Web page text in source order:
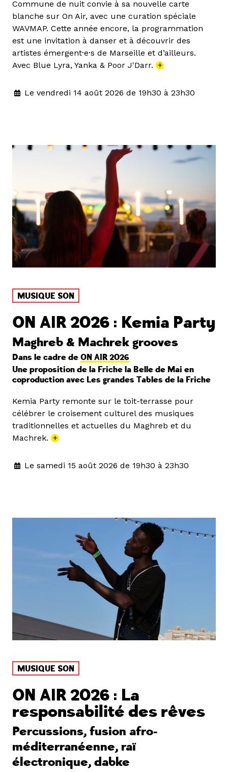
Commune de nuit convie à sa nouvelle carte
blanche sur On Air, avec une curation spéciale
WAVMAP. Cette année encore, la programmation
est une invitation à danser et à découvrir des
artistes émergent·e·s de Marseille et d’ailleurs.
Avec Blue Lyra, Yanka & Poor J'Darr. +
Le vendredi 14 août 2026 de 19h30 à 23h30
MUSIQUE SON
ON AIR 2026 : Kemia Party
Maghreb & Machrek grooves
Dans le cadre de ON AIR 2026
Une proposition de la Friche la Belle de Mai en
coproduction avec Les grandes Tables de la Friche
Kemia Party remonte sur le toit-terrasse pour
célébrer le croisement culturel des musiques
traditionnelles et actuelles du Maghreb et du
Machrek. +
Le samedi 15 août 2026 de 19h30 à 23h30
MUSIQUE SON
ON AIR 2026 : La
responsabilité des rêves
Percussions, fusion afro-
méditerranéenne, raï
électronique, dabke